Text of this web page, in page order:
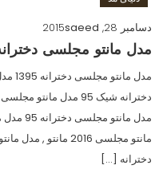
دسامبر 28, 2015
saeed
مدل مانتو مجلسی
مانتو مجلسی 2016
دخترانه […]